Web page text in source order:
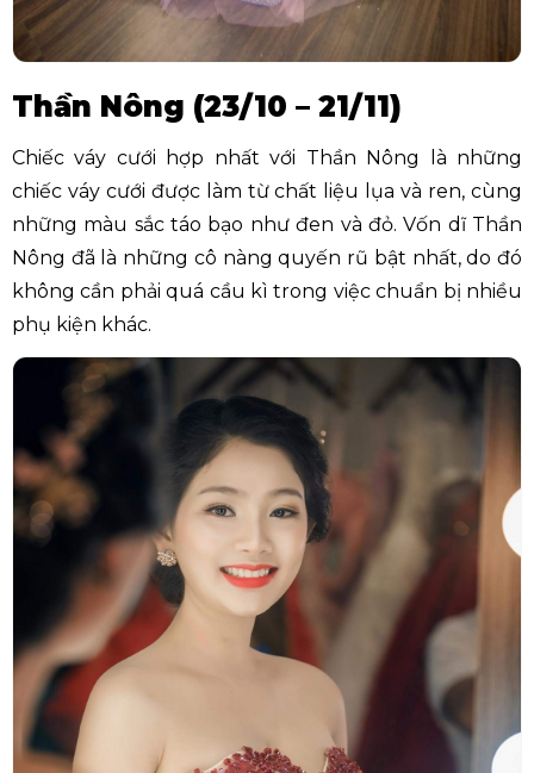
Thần Nông (23/10 – 21/11)
Chiếc váy cưới hợp nhất với Thần Nông là những
chiếc váy cưới được làm từ chất liệu lụa và ren, cùng
những màu sắc táo bạo như đen và đỏ. Vốn dĩ Thần
Nông đã là những cô nàng quyến rũ bật nhất, do đó
không cần phải quá cầu kì trong việc chuẩn bị nhiều
phụ kiện khác.